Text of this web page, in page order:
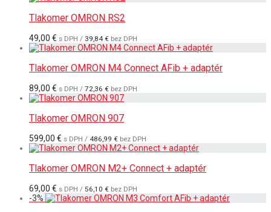
Tlakomer OMRON RS2
49,00 € s DPH / 39,84 € bez DPH
Tlakomer OMRON M4 Connect AFib + adaptér
89,00 € s DPH / 72,36 € bez DPH
Tlakomer OMRON 907
599,00 € s DPH / 486,99 € bez DPH
Tlakomer OMRON M2+ Connect + adaptér
69,00 € s DPH / 56,10 € bez DPH
-3%